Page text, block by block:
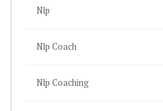
Nlp
Nlp Coach
Nlp Coaching